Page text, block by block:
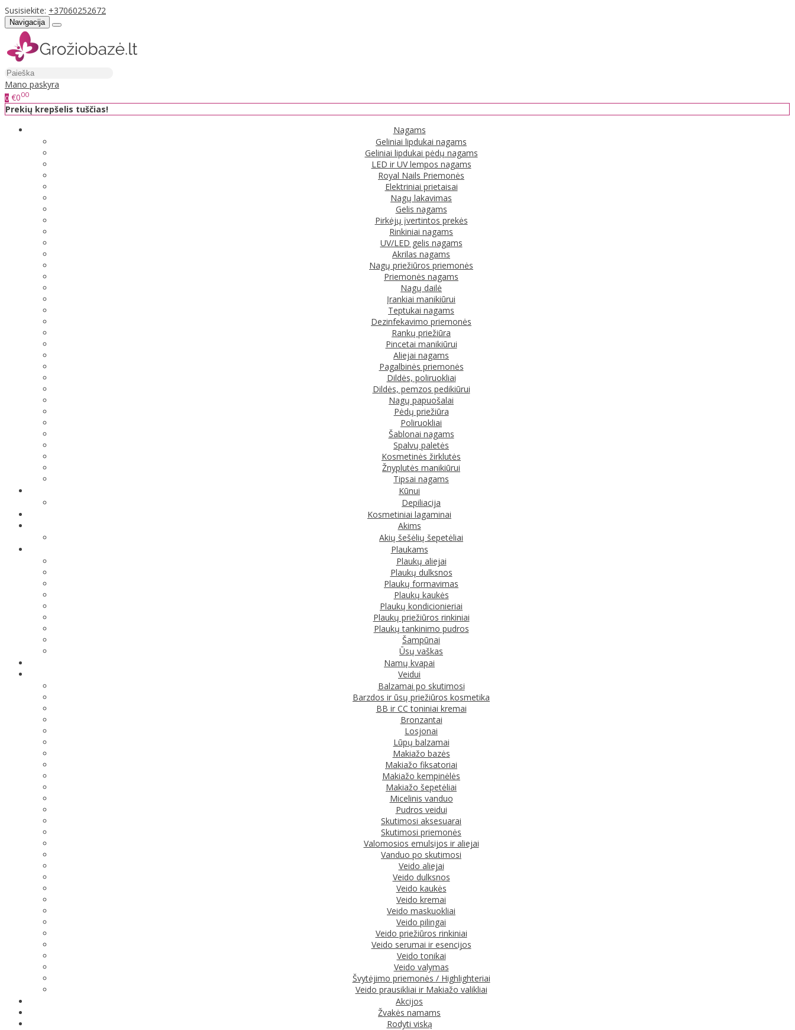
Susisiekite: +37060252672
Navigacija
Mano paskyra
0 €000
Prekių krepšelis tuščias!
Nagams
Geliniai lipdukai nagams
Geliniai lipdukai pėdų nagams
LED ir UV lempos nagams
Royal Nails Priemonės
Elektriniai prietaisai
Nagų lakavimas
Gelis nagams
Pirkėjų įvertintos prekės
Rinkiniai nagams
UV/LED gelis nagams
Akrilas nagams
Nagų priežiūros priemonės
Priemonės nagams
Nagų dailė
Įrankiai manikiūrui
Teptukai nagams
Dezinfekavimo priemonės
Rankų priežiūra
Pincetai manikiūrui
Aliejai nagams
Pagalbinės priemonės
Dildės, poliruokliai
Dildės, pemzos pedikiūrui
Nagų papuošalai
Pėdų priežiūra
Poliruokliai
Šablonai nagams
Spalvų paletės
Kosmetinės žirklutės
Žnyplutės manikiūrui
Tipsai nagams
Kūnui
Depiliacija
Kosmetiniai lagaminai
Akims
Akių šešėlių šepetėliai
Plaukams
Plaukų aliejai
Plaukų dulksnos
Plaukų formavimas
Plaukų kaukės
Plaukų kondicionieriai
Plaukų priežiūros rinkiniai
Plaukų tankinimo pudros
Šampūnai
Ūsų vaškas
Namų kvapai
Veidui
Balzamai po skutimosi
Barzdos ir ūsų priežiūros kosmetika
BB ir CC toniniai kremai
Bronzantai
Losjonai
Lūpų balzamai
Makiažo bazės
Makiažo fiksatoriai
Makiažo kempinėlės
Makiažo šepetėliai
Micelinis vanduo
Pudros veidui
Skutimosi aksesuarai
Skutimosi priemonės
Valomosios emulsijos ir aliejai
Vanduo po skutimosi
Veido aliejai
Veido dulksnos
Veido kaukės
Veido kremai
Veido maskuokliai
Veido pilingai
Veido priežiūros rinkiniai
Veido serumai ir esencijos
Veido tonikai
Veido valymas
Švytėjimo priemonės / Highlighteriai
Veido prausikliai ir Makiažo valikliai
Akcijos
Žvakės namams
Rodyti viską